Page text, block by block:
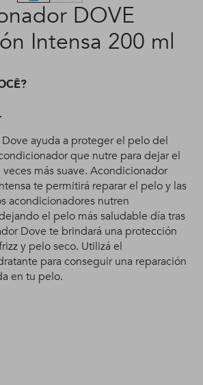
DOVE
Intensa 200 ml
ayuda a proteger el pelo del
que nutre para dejar el
más suave. Acondicionador
te permitirá reparar el pelo y las
acondicionadores nutren
el pelo más saludable día tras
Dove te brindará una protección
y pelo seco. Utilizá el
para conseguir una reparación
en tu pelo.